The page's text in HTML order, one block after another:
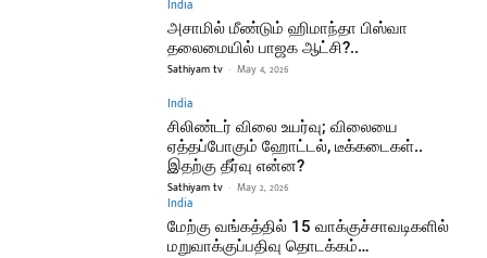
India
அசாமில் மீண்டும் ஹிமாந்தா பிஸ்வா
தலைமையில் பாஜக ஆட்சி?..
Sathiyam tv - May 4, 2026
India
சிலிண்டர் விலை உயர்வு; விலையை
ஏத்தப்போகும் ஹோட்டல், டீக்கடைகள்..
இதற்கு தீர்வு என்ன?
Sathiyam tv - May 2, 2026
India
மேற்கு வங்கத்தில் 15 வாக்குச்சாவடிகளில்
மறுவாக்குப்பதிவு தொடக்கம்…